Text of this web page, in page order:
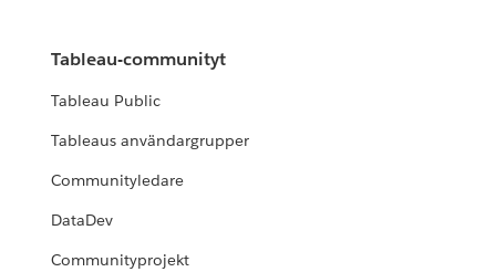
Tableau-communityt
Tableau Public
Tableaus användargrupper
Communityledare
DataDev
Communityprojekt